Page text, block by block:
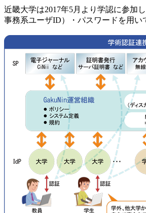
近畿大学は2017年5月より学認に参加
事務系ユーザID）・パスワードを用い